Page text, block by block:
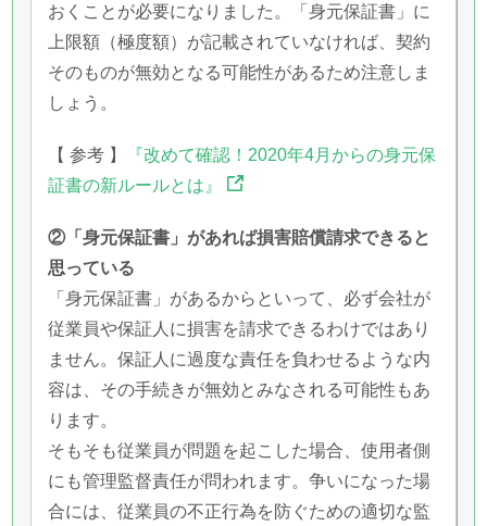
おくことが必要になりました。「身元保証書」に
上限額（極度額）が記載されていなければ、契約
そのものが無効となる可能性があるため注意しま
しょう。
【 参考 】
『改めて確認！2020年4月からの身元保
証書の新ルールとは』
②「身元保証書」があれば損害賠償請求できると
思っている
「身元保証書」があるからといって、必ず会社が
従業員や保証人に損害を請求できるわけではあり
ません。保証人に過度な責任を負わせるような内
容は、その手続きが無効とみなされる可能性もあ
ります。
そもそも従業員が問題を起こした場合、使用者側
にも管理監督責任が問われます。争いになった場
合には、従業員の不正行為を防ぐための適切な監